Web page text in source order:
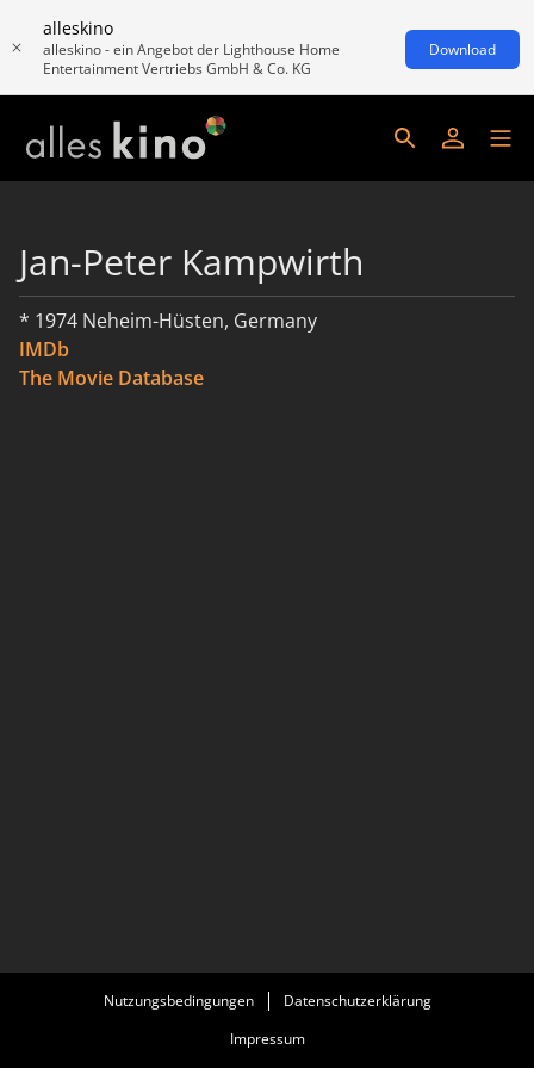
alleskino
alleskino - ein Angebot der Lighthouse Home
Entertainment Vertriebs GmbH & Co. KG
Download
Jan-Peter Kampwirth
* 1974 Neheim-Hüsten, Germany
IMDb
The Movie Database
Nutzungsbedingungen
Datenschutzerklärung
Impressum